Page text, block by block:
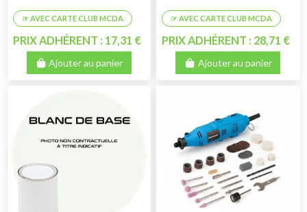
PRIX ADHÉRENT : 17,31 €
Ajouter au panier
PRIX ADHÉRENT : 28,71 €
Ajouter au panier